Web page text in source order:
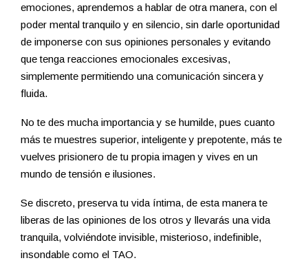
emociones, aprendemos a hablar de otra manera, con el
poder mental tranquilo y en silencio, sin darle oportunidad
de imponerse con sus opiniones personales y evitando
que tenga reacciones emocionales excesivas,
simplemente permitiendo una comunicación sincera y
fluida.
No te des mucha importancia y se humilde, pues cuanto
más te muestres superior, inteligente y prepotente, más te
vuelves prisionero de tu propia imagen y vives en un
mundo de tensión e ilusiones.
Se discreto, preserva tu vida íntima, de esta manera te
liberas de las opiniones de los otros y llevarás una vida
tranquila, volviéndote invisible, misterioso, indefinible,
insondable como el TAO.